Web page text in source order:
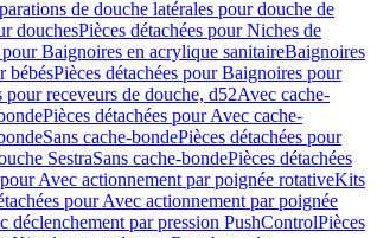
de douche latérales pour douche de
douchesPièces détachées pour Niches de
pour Baignoires en acrylique sanitaireBaignoires
bébésPièces détachées pour Baignoires pour
pour receveurs de douche, d52Avec cache-
Pièces détachées pour Avec cache-
Sans cache-bondePièces détachées pour
SestraSans cache-bondePièces détachées
Avec actionnement par poignée rotativeKits
pour Avec actionnement par poignée
déclenchement par pression PushControlPièces